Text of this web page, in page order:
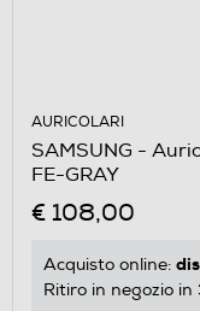
AURICOLARI
SAMSUNG -
FE-GRAY
€ 108,00
Acquisto online:
Ritiro in negozio